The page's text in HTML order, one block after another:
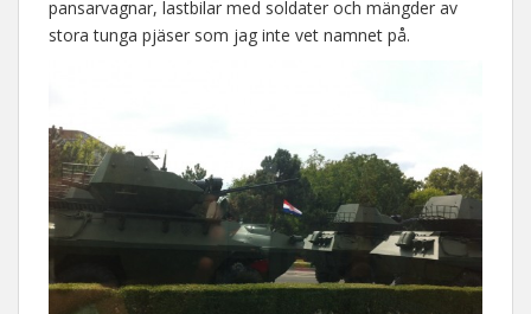
pansarvagnar, lastbilar med soldater och mängder av
stora tunga pjäser som jag inte vet namnet på.